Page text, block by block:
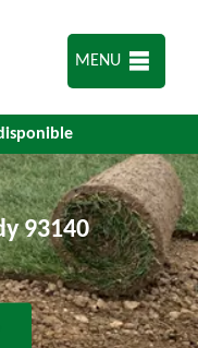
MENU
93140